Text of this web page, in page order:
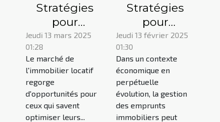
Stratégies
pour
maximiser la
rentabilité
des biens
immobiliers
locatifs
Jeudi 13 mars 2025
01:28
Le marché de
l'immobilier locatif
regorge
d'opportunités pour
ceux qui savent
optimiser leurs...
Stratégies
pour
optimiser les
emprunts
immobiliers
en période de
fluctuations
économiques
Jeudi 13 février 2025
01:30
Dans un contexte
économique en
perpétuelle
évolution, la gestion
des emprunts
immobiliers peut